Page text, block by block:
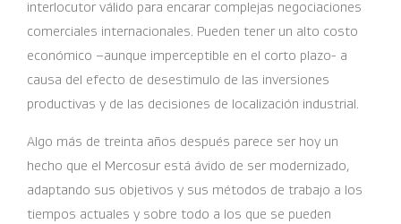
interlocutor válido para encarar complejas negociaciones
comerciales internacionales. Pueden tener un alto costo
económico –aunque imperceptible en el corto plazo- a
causa del efecto de desestimulo de las inversiones
productivas y de las decisiones de localización industrial.
Algo más de treinta años después parece ser hoy un
hecho que el Mercosur está ávido de ser modernizado,
adaptando sus objetivos y sus métodos de trabajo a los
tiempos actuales y sobre todo a los que se pueden